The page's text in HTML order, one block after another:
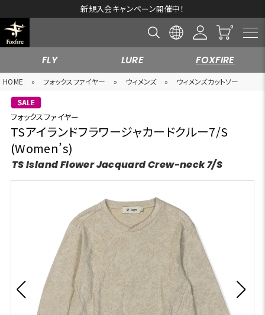
新規入会キャンペーン開催中！
FLY LURE FOXFIRE
HOME » フォックスファイヤー » ウィメンズ » ウィメンズカットソー
フォックスファイヤー
TSアイランドフラワージャカードクルー7/S
(Women’s)
TS Island Flower Jacquard Crew-neck 7/S